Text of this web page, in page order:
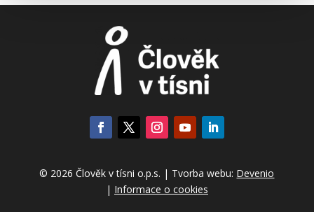
© 2026 Člověk v tísni o.p.s. | Tvorba webu: Devenio
| Informace o cookies